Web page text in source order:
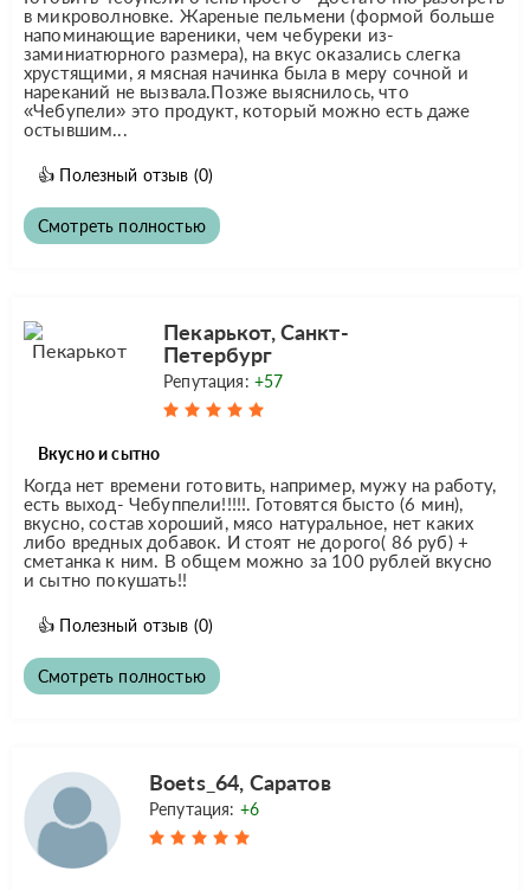
в микроволновке. Жареные пельмени (формой больше
напоминающие вареники, чем чебуреки из-
заминиатюрного размера), на вкус оказались слегка
хрустящими, я мясная начинка была в меру сочной и
нареканий не вызвала.Позже выяснилось, что
«Чебупели» это продукт, который можно есть даже
остывшим...
👍 Полезный отзыв (0)
Смотреть полностью
Пекарькот, Санкт-
Петербург
Репутация: +57
Вкусно и сытно
Когда нет времени готовить, например, мужу на работу,
есть выход- Чебуппели!!!!!. Готовятся бысто (6 мин),
вкусно, состав хороший, мясо натуральное, нет каких
либо вредных добавок. И стоят не дорого( 86 руб) +
сметанка к ним. В общем можно за 100 рублей вкусно
и сытно покушать!!
👍 Полезный отзыв (0)
Смотреть полностью
Boets_64, Саратов
Репутация: +6